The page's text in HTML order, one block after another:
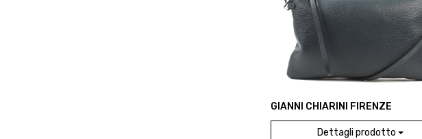
GIANNI CHIARINI FIRENZE
Dettagli prodotto